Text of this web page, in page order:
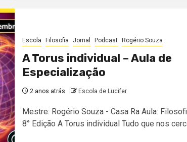
Escola Filosofia Jornal Podcast Rogério Souza
A Torus individual – Aula de
Especialização
2 anos atrás Escola de Lucifer
Mestre: Rogério Souza - Casa Ra Aula:
8° Edição A Torus individual Tudo que nos